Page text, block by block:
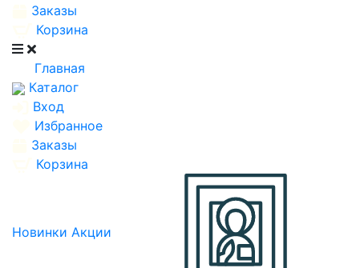
Заказы
Корзина
Главная
Каталог
Вход
Избранное
Заказы
Корзина
Новинки Акции